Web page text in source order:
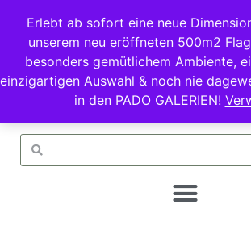
Erlebt ab sofort eine neue
unserem neu eröffneten 500m2
besonders gemütlichem Ambiente,
einzigartigen Auswahl & noch nie
in den PADO GALERIEN!